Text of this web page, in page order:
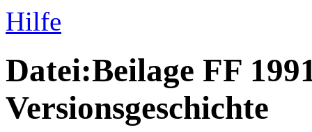
Hilfe
Datei:Beilage FF
Versionsgeschichte